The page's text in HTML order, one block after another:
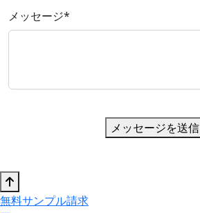
メッセージ*
メッセージを送信
無料サンプル請求